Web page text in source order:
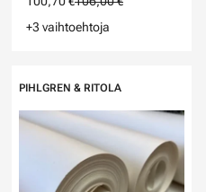
+3 vaihtoehtoja
PIHLGREN & RITOLA